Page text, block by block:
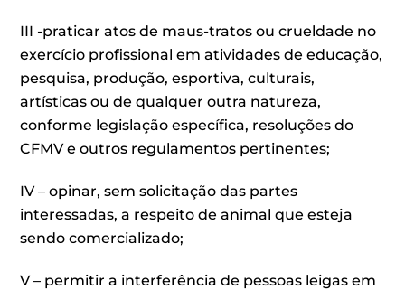
III -praticar atos de maus-tratos ou crueldade no
exercício profissional em atividades de educação,
pesquisa, produção, esportiva, culturais,
artísticas ou de qualquer outra natureza,
conforme legislação específica, resoluções do
CFMV e outros regulamentos pertinentes;
IV – opinar, sem solicitação das partes
interessadas, a respeito de animal que esteja
sendo comercializado;
V – permitir a interferência de pessoas leigas em